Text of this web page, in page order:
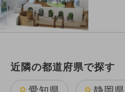
近隣の都道府県で探す